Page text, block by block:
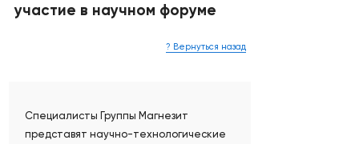
участие в научном форуме
? Вернуться назад
Специалисты Группы Магнезит
представят научно-технологические